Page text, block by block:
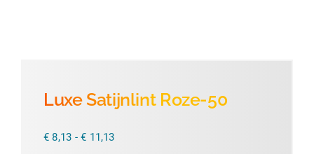
Luxe Satijnlint Roze-50
€ 8,13 - € 11,13Prijsklasse: